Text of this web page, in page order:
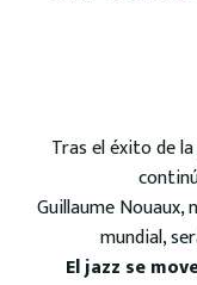
Tras el éxito de
Guillaume
mundial,
El jazz se